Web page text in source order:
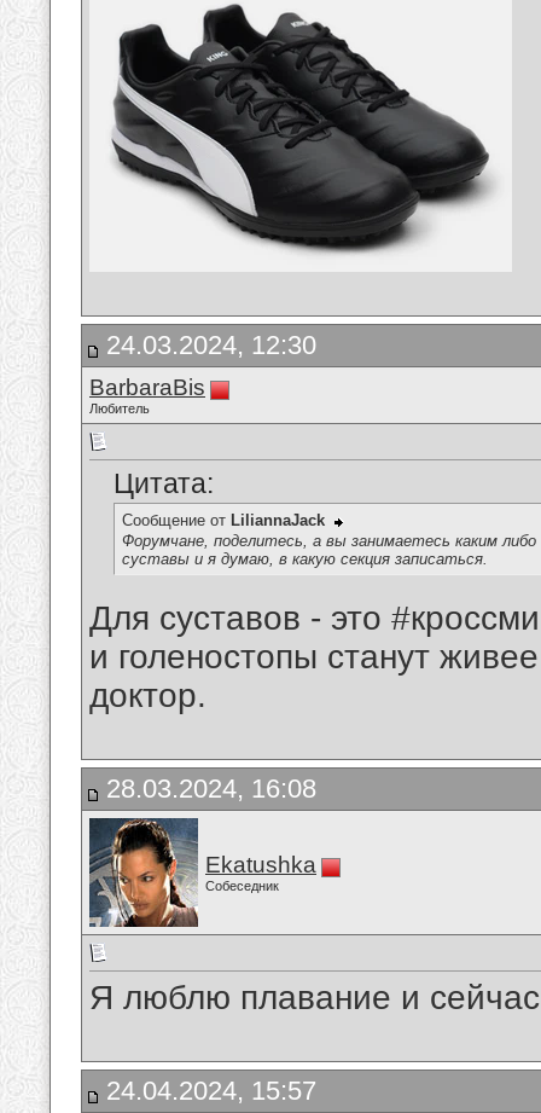
24.03.2024, 12:30
BarbaraBis
Любитель
Цитата:
Сообщение от LiliannaJack
Форумчане, поделитесь, а вы занимаетесь каким
суставы и я думаю, в какую секция записаться.
Для суставов - это
и голеностопы станут
доктор.
28.03.2024, 16:08
Ekatushka
Собеседник
Я люблю плавание и
24.04.2024, 15:57